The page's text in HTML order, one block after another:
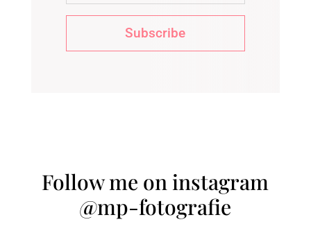
Subscribe
Follow me on instagram
@mp-fotografie